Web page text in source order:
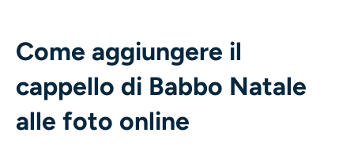
Come aggiungere il
cappello di Babbo Natale
alle foto online